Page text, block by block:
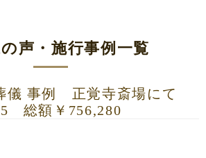
声・施行事例一覧
儀 事例 正覚寺斎場にて
総額￥756,280